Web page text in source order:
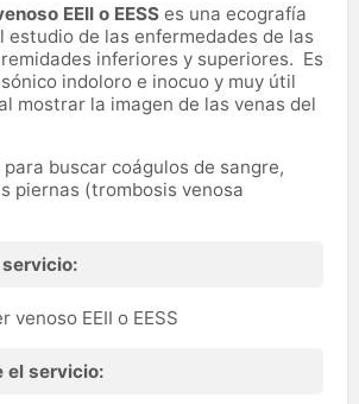
EEII o EESS es una ecografía
estudio de las enfermedades de las
inferiores y superiores. Es
indoloro e inocuo y muy útil
mostrar la imagen de las venas del
buscar coágulos de sangre,
piernas (trombosis venosa
venoso EEII o EESS
el servicio: